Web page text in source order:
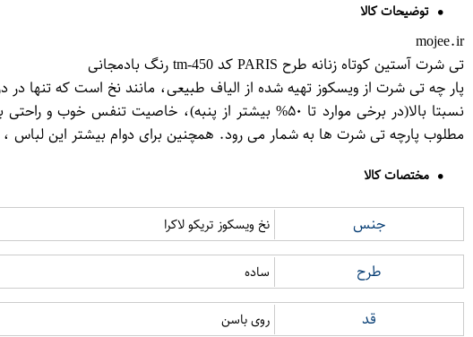
توضیحات کالا
mojee.ir
تی شرت آستین کوتاه زنانه طرح PARIS کد tm-450 رنگ بادمجانی
پار چه تی شرت از ویسکوز تهیه شده از الیاف طبیعی، مانند نخ است که تنها
نسبتا بالا(در برخی موارد تا ۵۰% بیشتر از پنبه)،
مطلوب پارچه تی شرت ها به شمار می رود. همچنین برای دوام بیشتر این لباس ، به هنگام شستشو
مختصات کالا
جنس نخ ویسکوز تریکو لاکرا
طرح ساده
قد روی باسن